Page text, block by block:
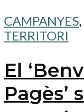
CAMPANYES,
TERRITORI
El
Pagès’